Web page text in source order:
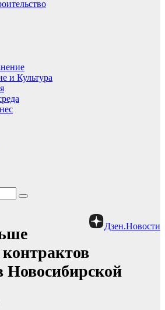
и Культура
Дзен.Новости
Новосибирской